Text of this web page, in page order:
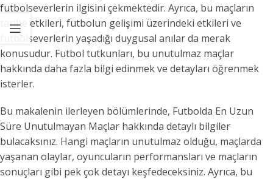
futbolseverlerin ilgisini çekmektedir. Ayrıca, bu maçların
tarihe etkileri, futbolun gelişimi üzerindeki etkileri ve
futbolseverlerin yaşadığı duygusal anılar da merak
konusudur. Futbol tutkunları, bu unutulmaz maçlar
hakkında daha fazla bilgi edinmek ve detayları öğrenmek
isterler.
Bu makalenin ilerleyen bölümlerinde, Futbolda En Uzun
Süre Unutulmayan Maçlar hakkında detaylı bilgiler
bulacaksınız. Hangi maçların unutulmaz olduğu, maçlarda
yaşanan olaylar, oyuncuların performansları ve maçların
sonuçları gibi pek çok detayı keşfedeceksiniz. Ayrıca, bu